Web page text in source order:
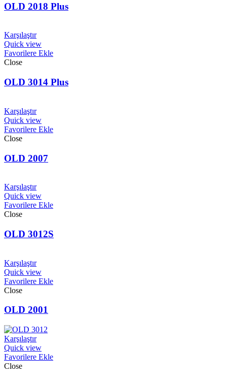
OLD 2018 Plus
Karşılaştır
Quick view
Favorilere Ekle
Close
OLD 3014 Plus
Karşılaştır
Quick view
Favorilere Ekle
Close
OLD 2007
Karşılaştır
Quick view
Favorilere Ekle
Close
OLD 3012S
Karşılaştır
Quick view
Favorilere Ekle
Close
OLD 2001
Karşılaştır
Quick view
Favorilere Ekle
Close